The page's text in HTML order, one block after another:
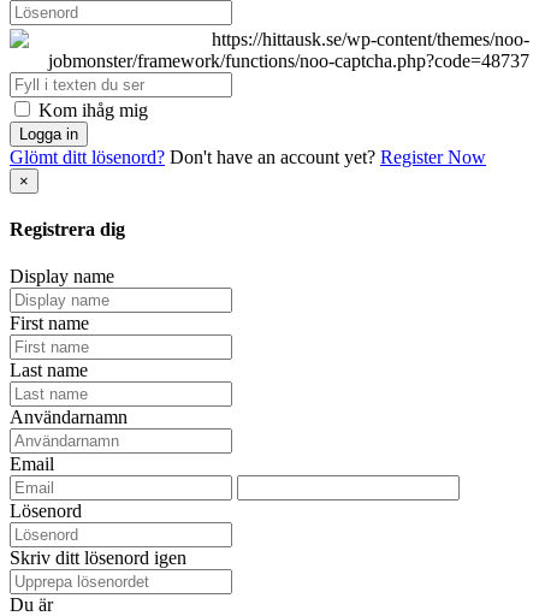
Kom ihåg mig
Logga in
Glömt ditt lösenord? Don't have an account yet? Register Now
×
Registrera dig
Display name
First name
Last name
Användarnamn
Email
Lösenord
Skriv ditt lösenord igen
Du är